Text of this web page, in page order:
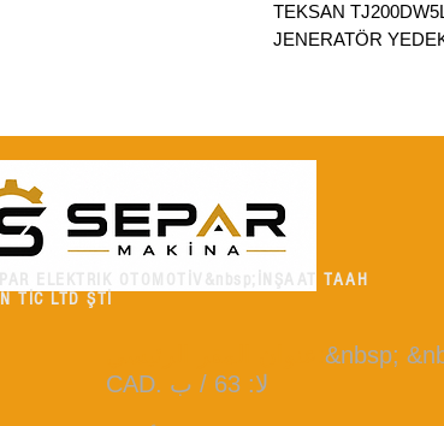
TEKSAN
JENERATÖR
ELEKTRIK OTOMOTİV&nbsp;İNŞAAT TAAH
TİC LTD ŞTİ
&nbsp;
CAD. لا: 63 / ب